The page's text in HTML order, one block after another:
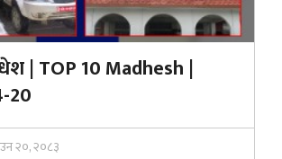
| TOP 10 Madhesh |
20
२०, २०८३